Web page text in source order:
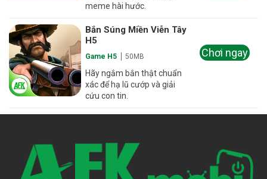
meme hài hước.
Bắn Súng Miền Viễn Tây
H5
Game H5 50MB
Hãy ngắm bắn thật chuẩn
xác để hạ lũ cướp và giải
cứu con tin.
Chơi ngay